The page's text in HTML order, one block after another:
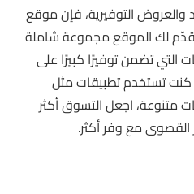
التوفيرية، فإن موقع
لك الموقع مجموعة شاملة
التي تضمن توفيرًا كبيرًا على
كنت تستخدم تطبيقات مثل
متنوعة، اجعل التسوق أكثر
مع وفر أكثر.